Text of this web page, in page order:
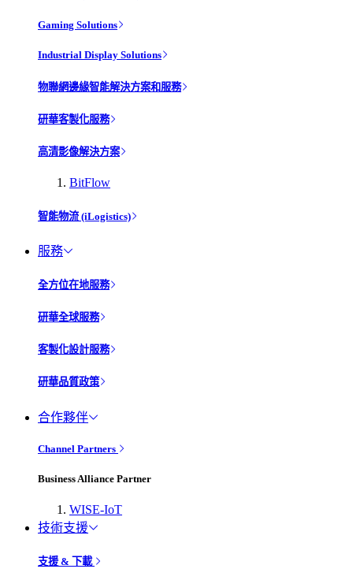
Gaming Solutions
Industrial Display Solutions
物聯網邊緣智能解決方案和服務
研華客製化服務
高清影像解決方案
BitFlow
智能物流 (iLogistics)
服務
全方位在地服務
研華全球服務
客製化設計服務
研華品質政策
合作夥伴
Channel Partners
Business Alliance Partner
WISE-IoT
技術支援
支援 & 下載